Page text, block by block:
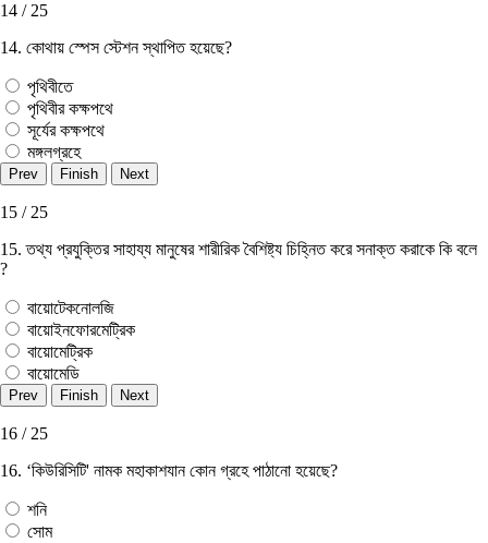
14 / 25
14. কোথায় স্পেস স্টেশন স্থাপিত হয়েছে?
পৃথিবীতে
পৃথিবীর কক্ষপথে
সূর্যের কক্ষপথে
মঙ্গলগ্রহে
15 / 25
15. তথ্য প্রযুক্তির সাহায্য মানুষের শারীরিক বৈশিষ্ট্য চিহ্নিত করে সনাক্ত করাকে কি বলে
?
বায়োটেকনোলজি
বায়োইনফোরমেট্রিক
বায়োমেট্রিক
বায়োমেডি
16 / 25
16. ‘কিউরিসিটি' নামক মহাকাশযান কোন গ্রহে পাঠানাে হয়েছে?
শনি
সোম